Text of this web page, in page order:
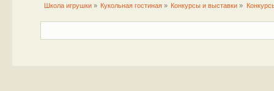
Школа игрушки» Кукольная гостиная » Конкурсы и выставки »